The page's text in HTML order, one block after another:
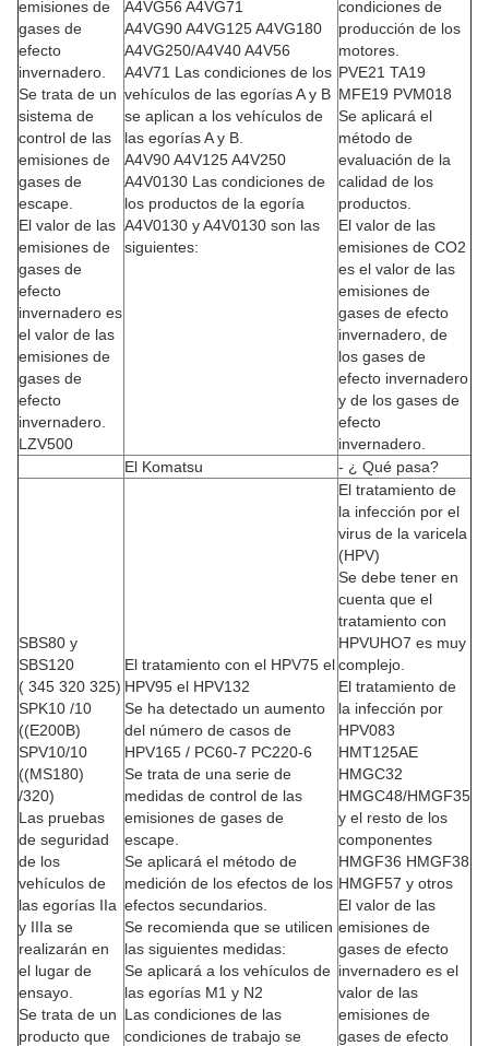
emisiones de
gases de
efecto
invernadero.
Se trata de un
sistema de
control de las
emisiones de
gases de
escape.
El valor de las
emisiones de
gases de
efecto
invernadero es
el valor de las
emisiones de
gases de
efecto
invernadero.
LZV500
A4VG56 A4VG71
A4VG90 A4VG125 A4VG180
A4VG250/A4V40 A4V56
A4V71 Las condiciones de los
vehículos de las egorías A y B
se aplican a los vehículos de
las egorías A y B.
A4V90 A4V125 A4V250
A4V0130 Las condiciones de
los productos de la egoría
A4V0130 y A4V0130 son las
siguientes:
condiciones de
producción de los
motores.
PVE21 TA19
MFE19 PVM018
Se aplicará el
método de
evaluación de la
calidad de los
productos.
El valor de las
emisiones de CO2
es el valor de las
emisiones de
gases de efecto
invernadero, de
los gases de
efecto invernadero
y de los gases de
efecto
invernadero.
El Komatsu
- ¿ Qué pasa?
SBS80 y
SBS120
( 345 320 325)
SPK10 /10
((E200B)
SPV10/10
((MS180)
/320)
Las pruebas
de seguridad
de los
vehículos de
las egorías IIa
y IIIa se
realizarán en
el lugar de
ensayo.
Se trata de un
producto que
El tratamiento con el HPV75 el
HPV95 el HPV132
Se ha detectado un aumento
del número de casos de
HPV165 / PC60-7 PC220-6
Se trata de una serie de
medidas de control de las
emisiones de gases de
escape.
Se aplicará el método de
medición de los efectos de los
efectos secundarios.
Se recomienda que se utilicen
las siguientes medidas:
Se aplicará a los vehículos de
las egorías M1 y N2
Las condiciones de las
condiciones de trabajo se
El tratamiento de
la infección por el
virus de la varicela
(HPV)
Se debe tener en
cuenta que el
tratamiento con
HPVUHO7 es muy
complejo.
El tratamiento de
la infección por
HPV083
HMT125AE
HMGC32
HMGC48/HMGF35
y el resto de los
componentes
HMGF36 HMGF38
HMGF57 y otros
El valor de las
emisiones de
gases de efecto
invernadero es el
valor de las
emisiones de
gases de efecto